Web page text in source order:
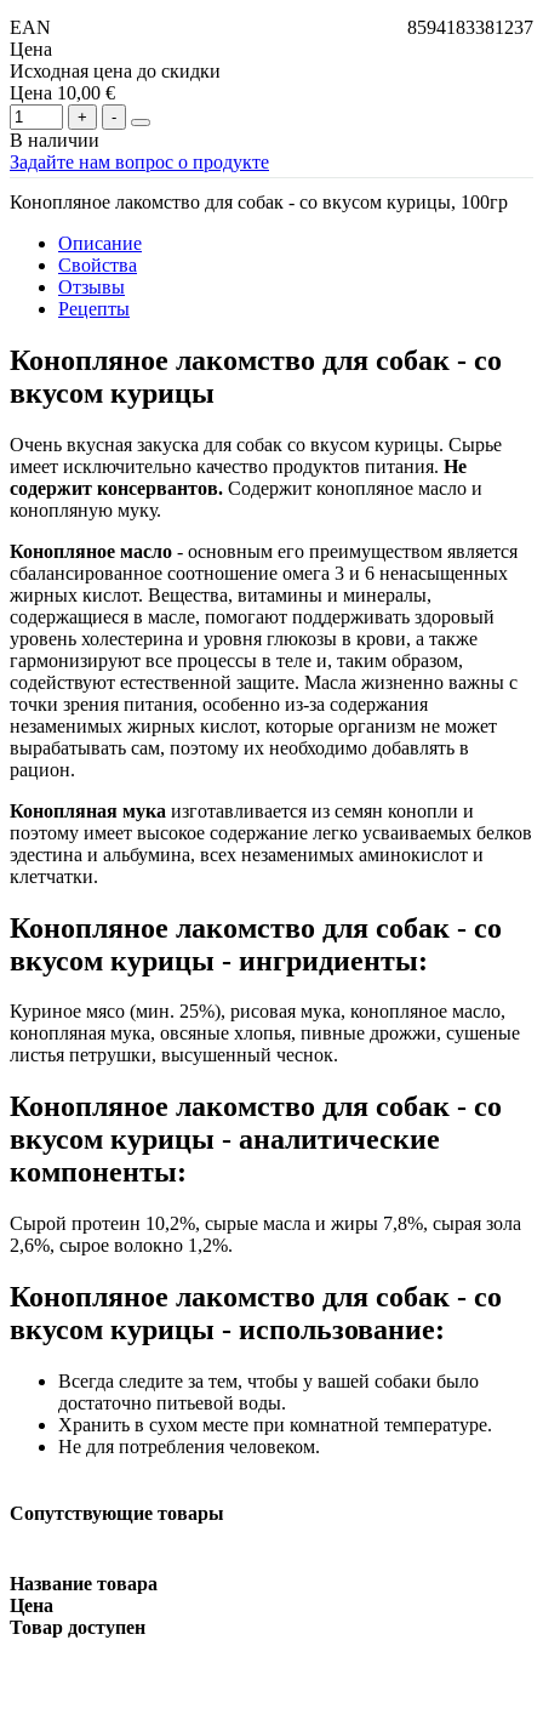
EAN
8594183381237
Цена
Исходная цена до скидки
Цена 10,00 €
В наличии
Задайте нам вопрос о продукте
Конопляное лакомство для собак - со вкусом курицы, 100гр
Описание
Свойства
Отзывы
Рецепты
Конопляное лакомство для собак - со
вкусом курицы
Очень вкусная закуска для собак со вкусом курицы. Сырье
имеет исключительно качество продуктов питания. Не
содержит консервантов. Содержит конопляное масло и
конопляную муку.
Конопляное масло - основным его преимуществом является
сбалансированное соотношение омега 3 и 6 ненасыщенных
жирных кислот. Вещества, витамины и минералы,
содержащиеся в масле, помогают поддерживать здоровый
уровень холестерина и уровня глюкозы в крови, а также
гармонизируют все процессы в теле и, таким образом,
содействуют естественной защите. Масла жизненно важны с
точки зрения питания, особенно из-за содержания
незаменимых жирных кислот, которые организм не может
вырабатывать сам, поэтому их необходимо добавлять в
рацион.
Конопляная мука изготавливается из семян конопли и
поэтому имеет высокое содержание легко усваиваемых белков
эдестина и альбумина, всех незаменимых аминокислот и
клетчатки.
Конопляное лакомство для собак - со
вкусом курицы - ингридиенты:
Куриное мясо (мин. 25%), рисовая мука, конопляное масло,
конопляная мука, овсяные хлопья, пивные дрожжи, сушеные
листья петрушки, высушенный чеснок.
Конопляное лакомство для собак - со
вкусом курицы - аналитические
компоненты:
Сырой протеин 10,2%, сырые масла и жиры 7,8%, сырая зола
2,6%, сырое волокно 1,2%.
Конопляное лакомство для собак - со
вкусом курицы - использование:
Всегда следите за тем, чтобы у вашей собаки было
достаточно питьевой воды.
Хранить в сухом месте при комнатной температуре.
Не для потребления человеком.
Сопутствующие товары
Название товара
Цена
Товар доступен